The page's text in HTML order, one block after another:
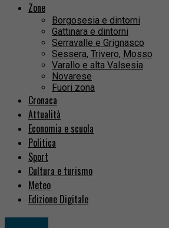
Zone
Borgosesia e dintorni
Gattinara e dintorni
Serravalle e Grignasco
Sessera, Trivero, Mosso
Varallo e alta Valsesia
Novarese
Fuori zona
Cronaca
Attualità
Economia e scuola
Politica
Sport
Cultura e turismo
Meteo
Edizione Digitale